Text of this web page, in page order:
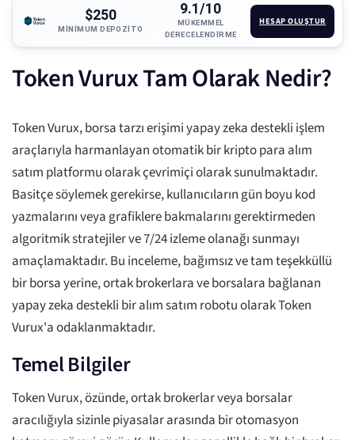
$250
MINIMUM DEPOZITO
9.1/10
MÜKEMMEL
DERECELENDIRME
HESAP OLUŞTUR
Token Vurux Tam Olarak Nedir?
Token Vurux, borsa tarzı erişimi yapay zeka destekli işlem
araçlarıyla harmanlayan otomatik bir kripto para alım
satım platformu olarak çevrimiçi olarak sunulmaktadır.
Basitçe söylemek gerekirse, kullanıcıların gün boyu kod
yazmalarını veya grafiklere bakmalarını gerektirmeden
algoritmik stratejiler ve 7/24 izleme olanağı sunmayı
amaçlamaktadır. Bu inceleme, bağımsız ve tam teşekküllü
bir borsa yerine, ortak brokerlara ve borsalara bağlanan
yapay zeka destekli bir alım satım robotu olarak Token
Vurux'a odaklanmaktadır.
Temel Bilgiler
Token Vurux, özünde, ortak brokerlar veya borsalar
aracılığıyla sizinle piyasalar arasında bir otomasyon